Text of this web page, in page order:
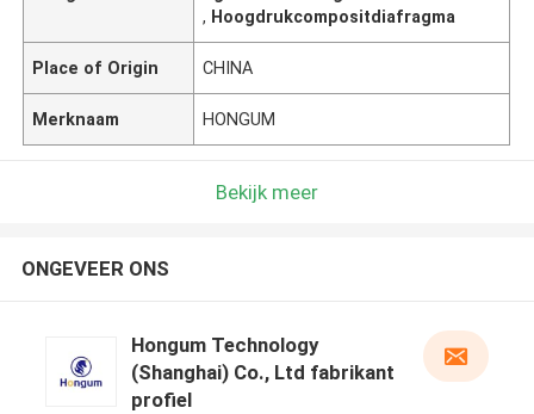
, Hoogdrukcompositdiafragma
Place of Origin CHINA
Merknaam HONGUM
Bekijk meer
ONGEVEER ONS
Hongum Technology
(Shanghai) Co., Ltd fabrikant
profiel